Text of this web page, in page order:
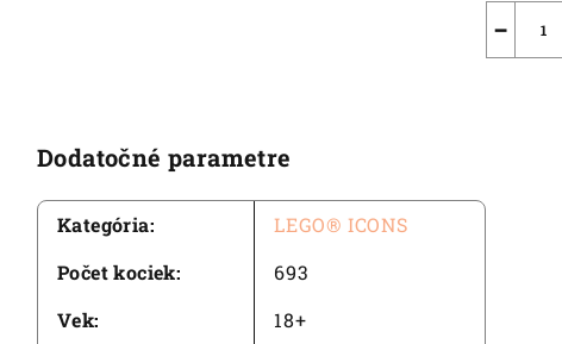
−
Dodatočné parametre
Kategória:
LEGO® ICONS
Počet kociek:
693
Vek:
18+